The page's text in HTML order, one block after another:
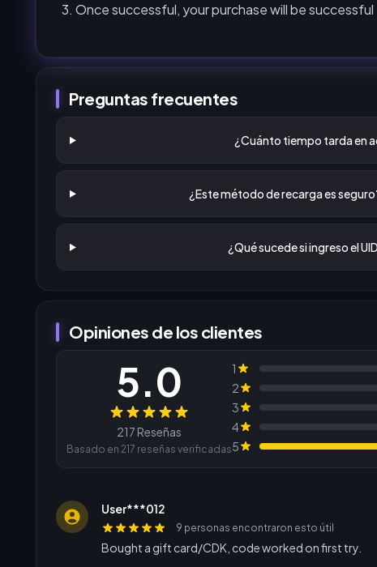
Once successful, your purchase will be successful
Preguntas frecuentes
¿Cuánto tiempo tarda en
¿Este método de recarga es
¿Qué sucede si ingreso el
Opiniones de los clientes
Reseñas
5.0
217 Reseñas
Basado en 217 reseñas verificadas
1
2
3
4
5
User***012
9 personas encontraron esto útil
Bought a gift card/CDK, code worked on first try.